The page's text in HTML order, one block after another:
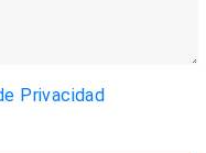
Privacidad